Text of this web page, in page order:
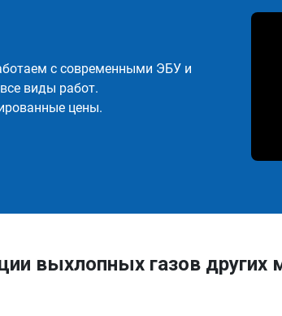
с современными ЭБУ и
виды работ.
цены.
выхлопных газов других